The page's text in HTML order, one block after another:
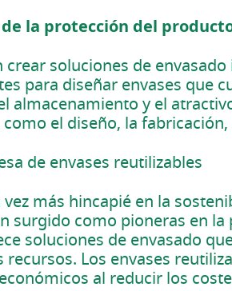
la protección del
crear soluciones de
para diseñar envases que
almacenamiento y el
el diseño, la
de envases reutilizables
más hincapié en la
surgido como pioneras en
soluciones de envasado
Los envases
al reducir los